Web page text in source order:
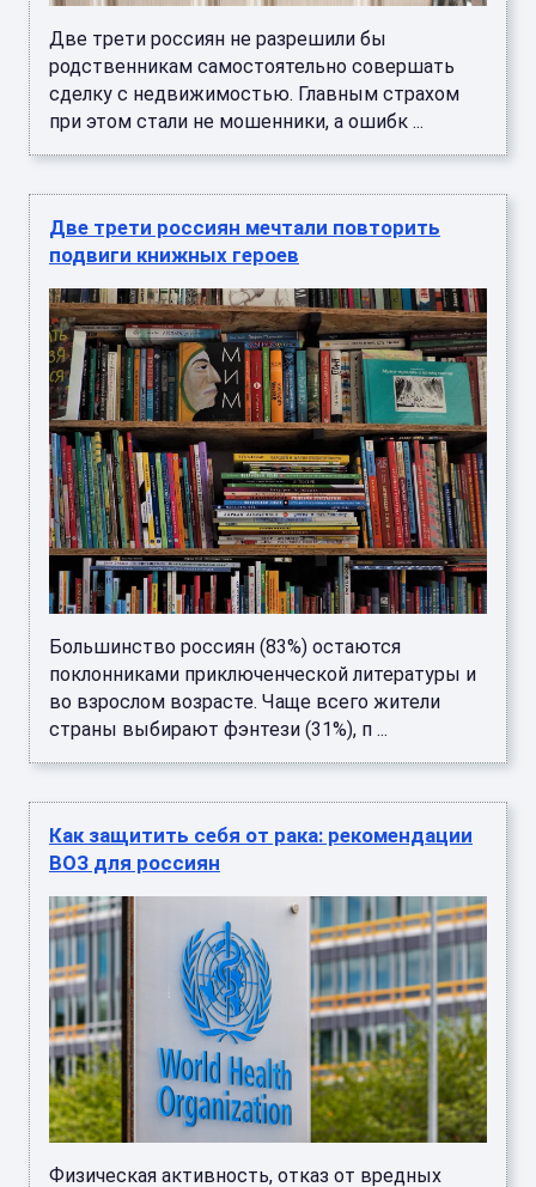
Две трети россиян не разрешили бы
родственникам самостоятельно совершать
сделку с недвижимостью. Главным страхом
при этом стали не мошенники, а ошибк ...
Две трети россиян мечтали повторить
подвиги книжных героев
Большинство россиян (83%) остаются
поклонниками приключенческой литературы и
во взрослом возрасте. Чаще всего жители
страны выбирают фэнтези (31%), п ...
Как защитить себя от рака: рекомендации
ВОЗ для россиян
Физическая активность, отказ от вредных